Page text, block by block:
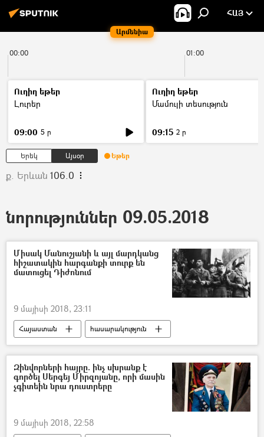
Արմենիա
ՀԱՅ
00:00 01:00
Ուղիղ եթեր
Լուրեր
09:00 5 ր
Ուղիղ եթեր
Մամուլի տեսություն
09:15 2 ր
Երեկ Այսօր Եթեր
ք. Երևան 106.0
նորություններ 09.05.2018
Միսակ Մանուշյանի և այլ մարդկանց
հիշատակին հարգանքի տուրք են
մատուցել Դիժոնում
9 մայիսի 2018, 23:11
Հայաստան հասարակություն
Զինվորների հայրը. ինչ սխրանք է
գործել Սերգեյ Միրզոյանը, որի մասին
չգիտեին նրա դուստրերը
9 մայիսի 2018, 22:58